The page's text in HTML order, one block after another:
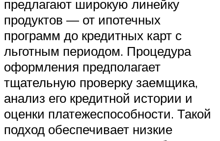
предлагают широкую линейку
продуктов — от ипотечных
программ до кредитных карт с
льготным периодом. Процедура
оформления предполагает
тщательную проверку заемщика,
анализ его кредитной истории и
оценки платежеспособности. Такой
подход обеспечивает низкие